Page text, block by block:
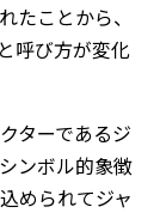
たことから、
呼び方が変化
ターであるジ
ンボル的象徴
められてジャ